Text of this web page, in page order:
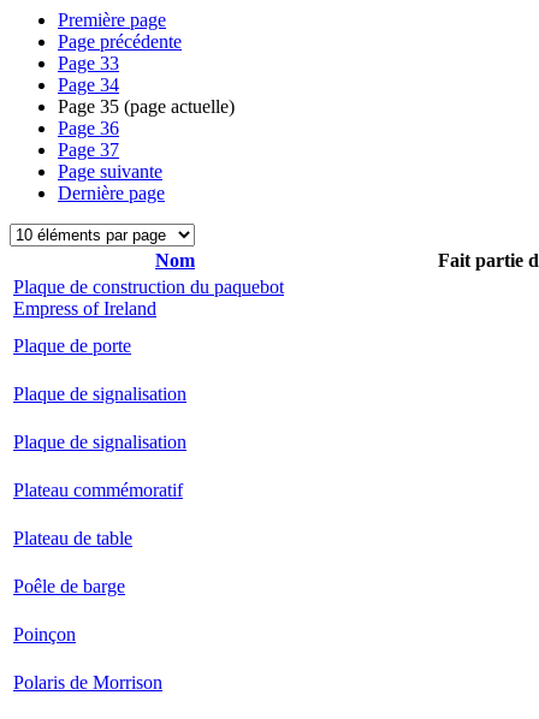
Première page
Page précédente
Page 33
Page 34
Page 35 (page actuelle)
Page 36
Page 37
Page suivante
Dernière page
Nom
Fait partie
Plaque de construction du paquebot
Empress of Ireland
Plaque de porte
Plaque de signalisation
Plaque de signalisation
Plateau commémoratif
Plateau de table
Poêle de barge
Poinçon
Polaris de Morrison